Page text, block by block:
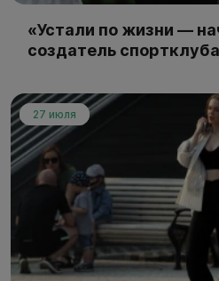
«Устали по жизни —
создатель
27 июля